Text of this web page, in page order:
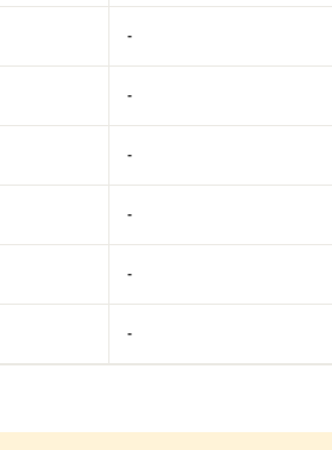
-
-
-
-
-
-